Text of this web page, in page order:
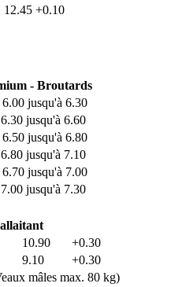
12.45 +0.10
- Broutards
jusqu'à 6.30
jusqu'à 6.60
jusqu'à 6.80
jusqu'à 7.10
jusqu'à 7.00
jusqu'à 7.30
allaitant
10.90
+0.30
9.10
+0.30
mâles max. 80 kg)